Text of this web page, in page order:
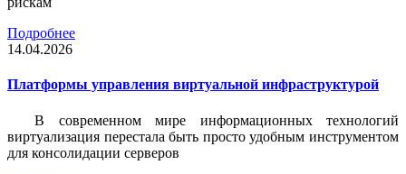
Подробнее
14.04.2026
Платформы управления виртуальной инфраструктурой
В современном мире информационных технологий
виртуализация перестала быть просто удобным инструментом
для консолидации серверов